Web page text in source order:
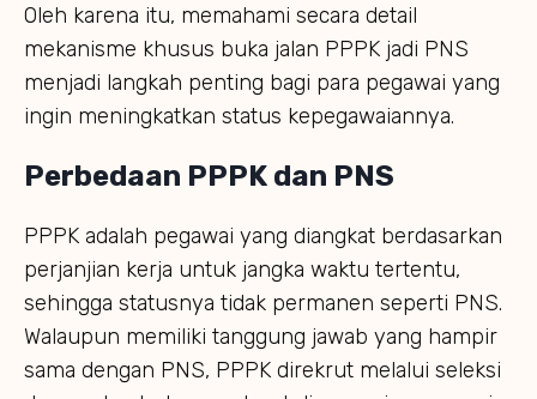
Oleh karena itu, memahami secara detail
mekanisme khusus buka jalan PPPK jadi PNS
menjadi langkah penting bagi para pegawai yang
ingin meningkatkan status kepegawaiannya.
Perbedaan PPPK dan PNS
PPPK adalah pegawai yang diangkat berdasarkan
perjanjian kerja untuk jangka waktu tertentu,
sehingga statusnya tidak permanen seperti PNS.
Walaupun memiliki tanggung jawab yang hampir
sama dengan PNS, PPPK direkrut melalui seleksi